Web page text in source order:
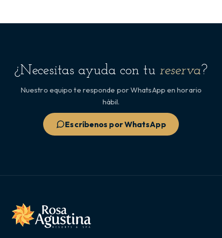
¿Necesitas ayuda con tu reserva?
Nuestro equipo te responde por WhatsApp en horario
hábil.
Escríbenos por WhatsApp